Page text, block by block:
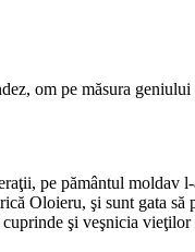
om pe măsura
pe pământul moldav
Oloieru, şi sunt gata
şi veşnicia vieţilor